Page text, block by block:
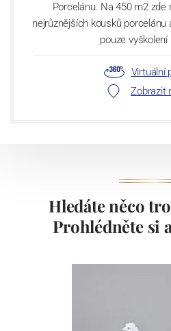
Porcelánu. Na 450 m2 zde
nejrůznějších kousků
pouze vyškolení
Virtuální
Zobrazit
Hledáte něco
Prohlédněte si